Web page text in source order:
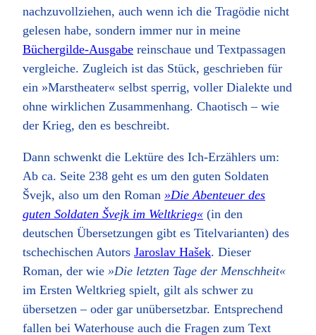
nachzuvollziehen, auch wenn ich die Tragödie nicht
gelesen habe, sondern immer nur in meine
Büchergilde-Ausgabe reinschaue und Textpassagen
vergleiche. Zugleich ist das Stück, geschrieben für
ein »Marstheater« selbst sperrig, voller Dialekte und
ohne wirklichen Zusammenhang. Chaotisch – wie
der Krieg, den es beschreibt.
Dann schwenkt die Lektüre des Ich-Erzählers um:
Ab ca. Seite 238 geht es um den guten Soldaten
Švejk, also um den Roman »Die Abenteuer des
guten Soldaten Švejk im Weltkrieg« (in den
deutschen Übersetzungen gibt es Titelvarianten) des
tschechischen Autors Jaroslav Hašek. Dieser
Roman, der wie »Die letzten Tage der Menschheit«
im Ersten Weltkrieg spielt, gilt als schwer zu
übersetzen – oder gar unübersetzbar. Entsprechend
fallen bei Waterhouse auch die Fragen zum Text